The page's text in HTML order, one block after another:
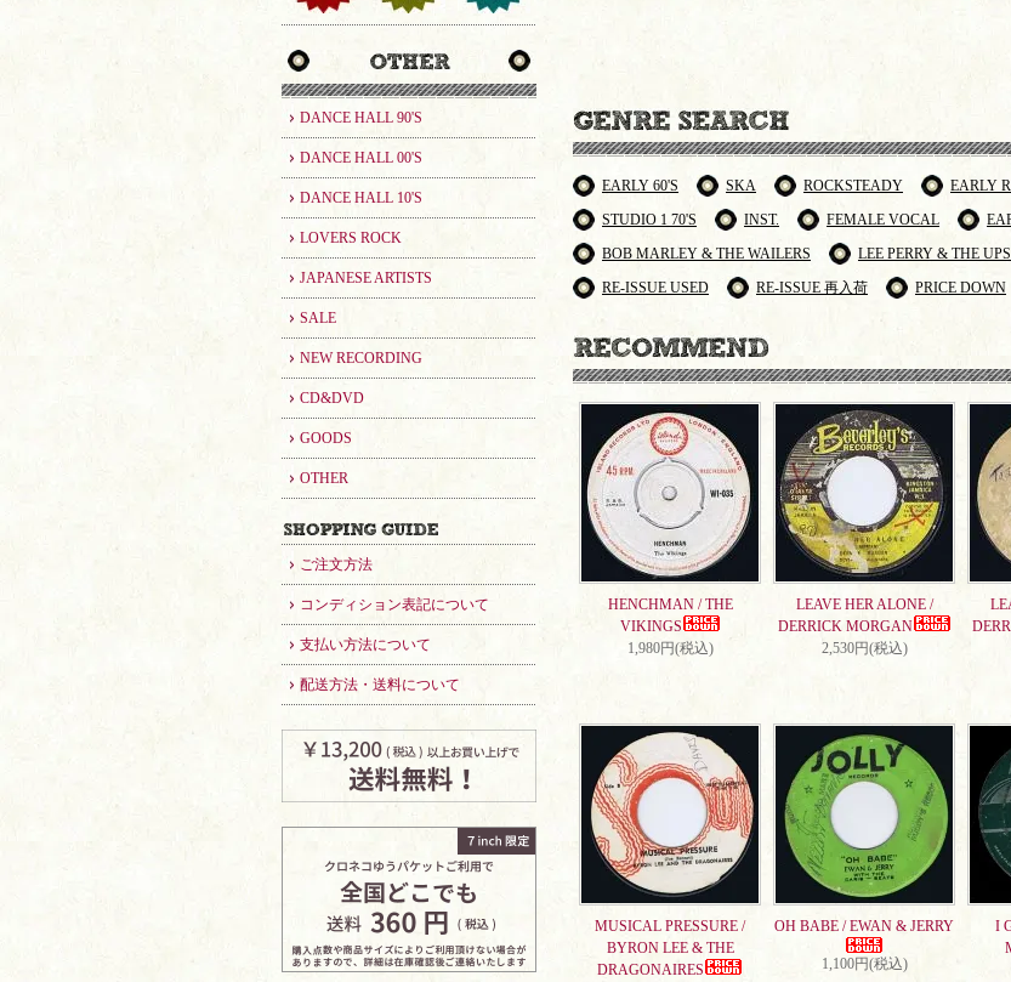
DANCE HALL 90'S
DANCE HALL 00'S
DANCE HALL 10'S
LOVERS ROCK
JAPANESE ARTISTS
SALE
NEW RECORDING
CD&DVD
GOODS
OTHER
ご注文方法
コンディション表記について
支払い方法について
配送方法・送料について
EARLY 60'S SKA ROCKSTEADY EARLY
STUDIO 1 70'S
INST. FEMALE VOCAL
BOB MARLEY & THE WAILERS
LEE PERRY & THE
RE-ISSUE USED
RE-ISSUE 再入荷 PRICE DOWN
HENCHMAN / THE
VIKINGS
1,980円(税込)
LEAVE HER ALONE /
DERRICK MORGAN
2,530円(税込)
MUSICAL PRESSURE /
BYRON LEE & THE
DRAGONAIRES
OH BABE / EWAN & JERRY
1,100円(税込)
I